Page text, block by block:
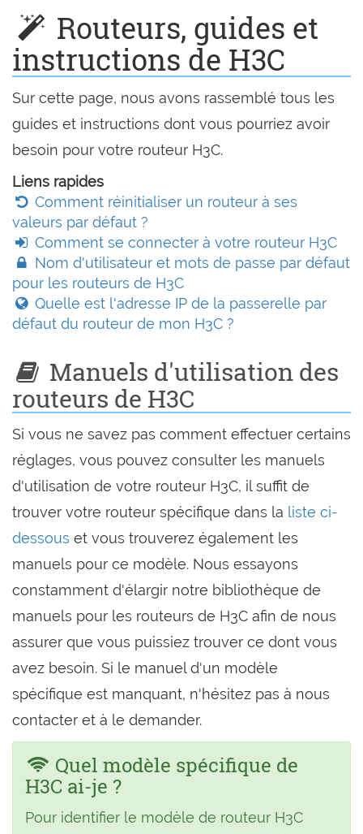
Routeurs, guides et
instructions de H3C
Sur cette page, nous avons rassemblé tous les
guides et instructions dont vous pourriez avoir
besoin pour votre routeur H3C.
Liens rapides
Comment réinitialiser un routeur à ses
valeurs par défaut ?
Comment se connecter à votre routeur H3C
Nom d'utilisateur et mots de passe par défaut
pour les routeurs de H3C
Quelle est l'adresse IP de la passerelle par
défaut du routeur de mon H3C ?
Manuels d'utilisation des
routeurs de H3C
Si vous ne savez pas comment effectuer certains
réglages, vous pouvez consulter les manuels
d'utilisation de votre routeur H3C, il suffit de
trouver votre routeur spécifique dans la liste ci-
dessous et vous trouverez également les
manuels pour ce modèle. Nous essayons
constamment d'élargir notre bibliothèque de
manuels pour les routeurs de H3C afin de nous
assurer que vous puissiez trouver ce dont vous
avez besoin. Si le manuel d'un modèle
spécifique est manquant, n'hésitez pas à nous
contacter et à le demander.
Quel modèle spécifique de
H3C ai-je ?
Pour identifier le modèle de routeur H3C